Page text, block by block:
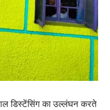
डिस्टेंसिंग का उल्लंघन करते